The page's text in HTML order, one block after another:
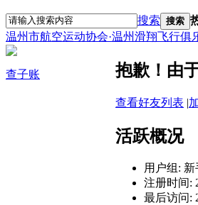
搜索 搜索
温州市航空运动协会·温州滑翔飞行俱
查子账 抱歉！由
查看好友列表 |
活跃概况
用户组: 新
注册时间:
最后访问: